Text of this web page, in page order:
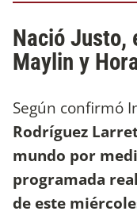
Nació Justo,
Maylin y
Según confirmó
Rodríguez
mundo por
programada
de este